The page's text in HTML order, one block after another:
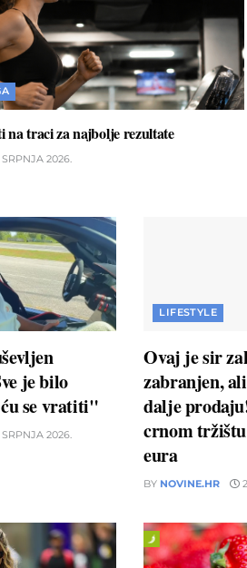
traci za najbolje rezultate
SRPNJA 2026.
je bilo
se vratiti"
SRPNJA 2026.
LIFESTYLE
Ovaj je sir
zabranjen,
dalje
crnom
eura
BY NOVINE.HR